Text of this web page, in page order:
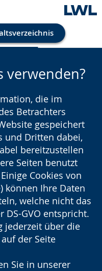
verwenden?
die im
Betrachters
gespeichert
und Dritten dabei,
bereitzustellen
Seiten benutzt
Cookies von
können Ihre Daten
welche nicht das
DS-GVO entspricht.
jederzeit über die
der Seite
Sie in unserer